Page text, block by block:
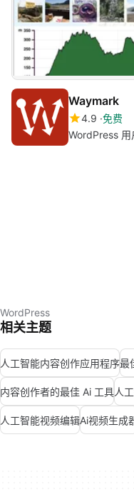
Waymark
4.9 免费
WordPress
WordPress
相关主题
人工智能内容创作应用程序最
内容创作者的最佳 Ai 工具人
人工智能视频编辑Ai视频生成